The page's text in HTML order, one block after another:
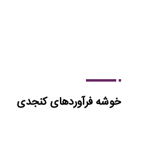
خوشه فرآوردهای کنجدی